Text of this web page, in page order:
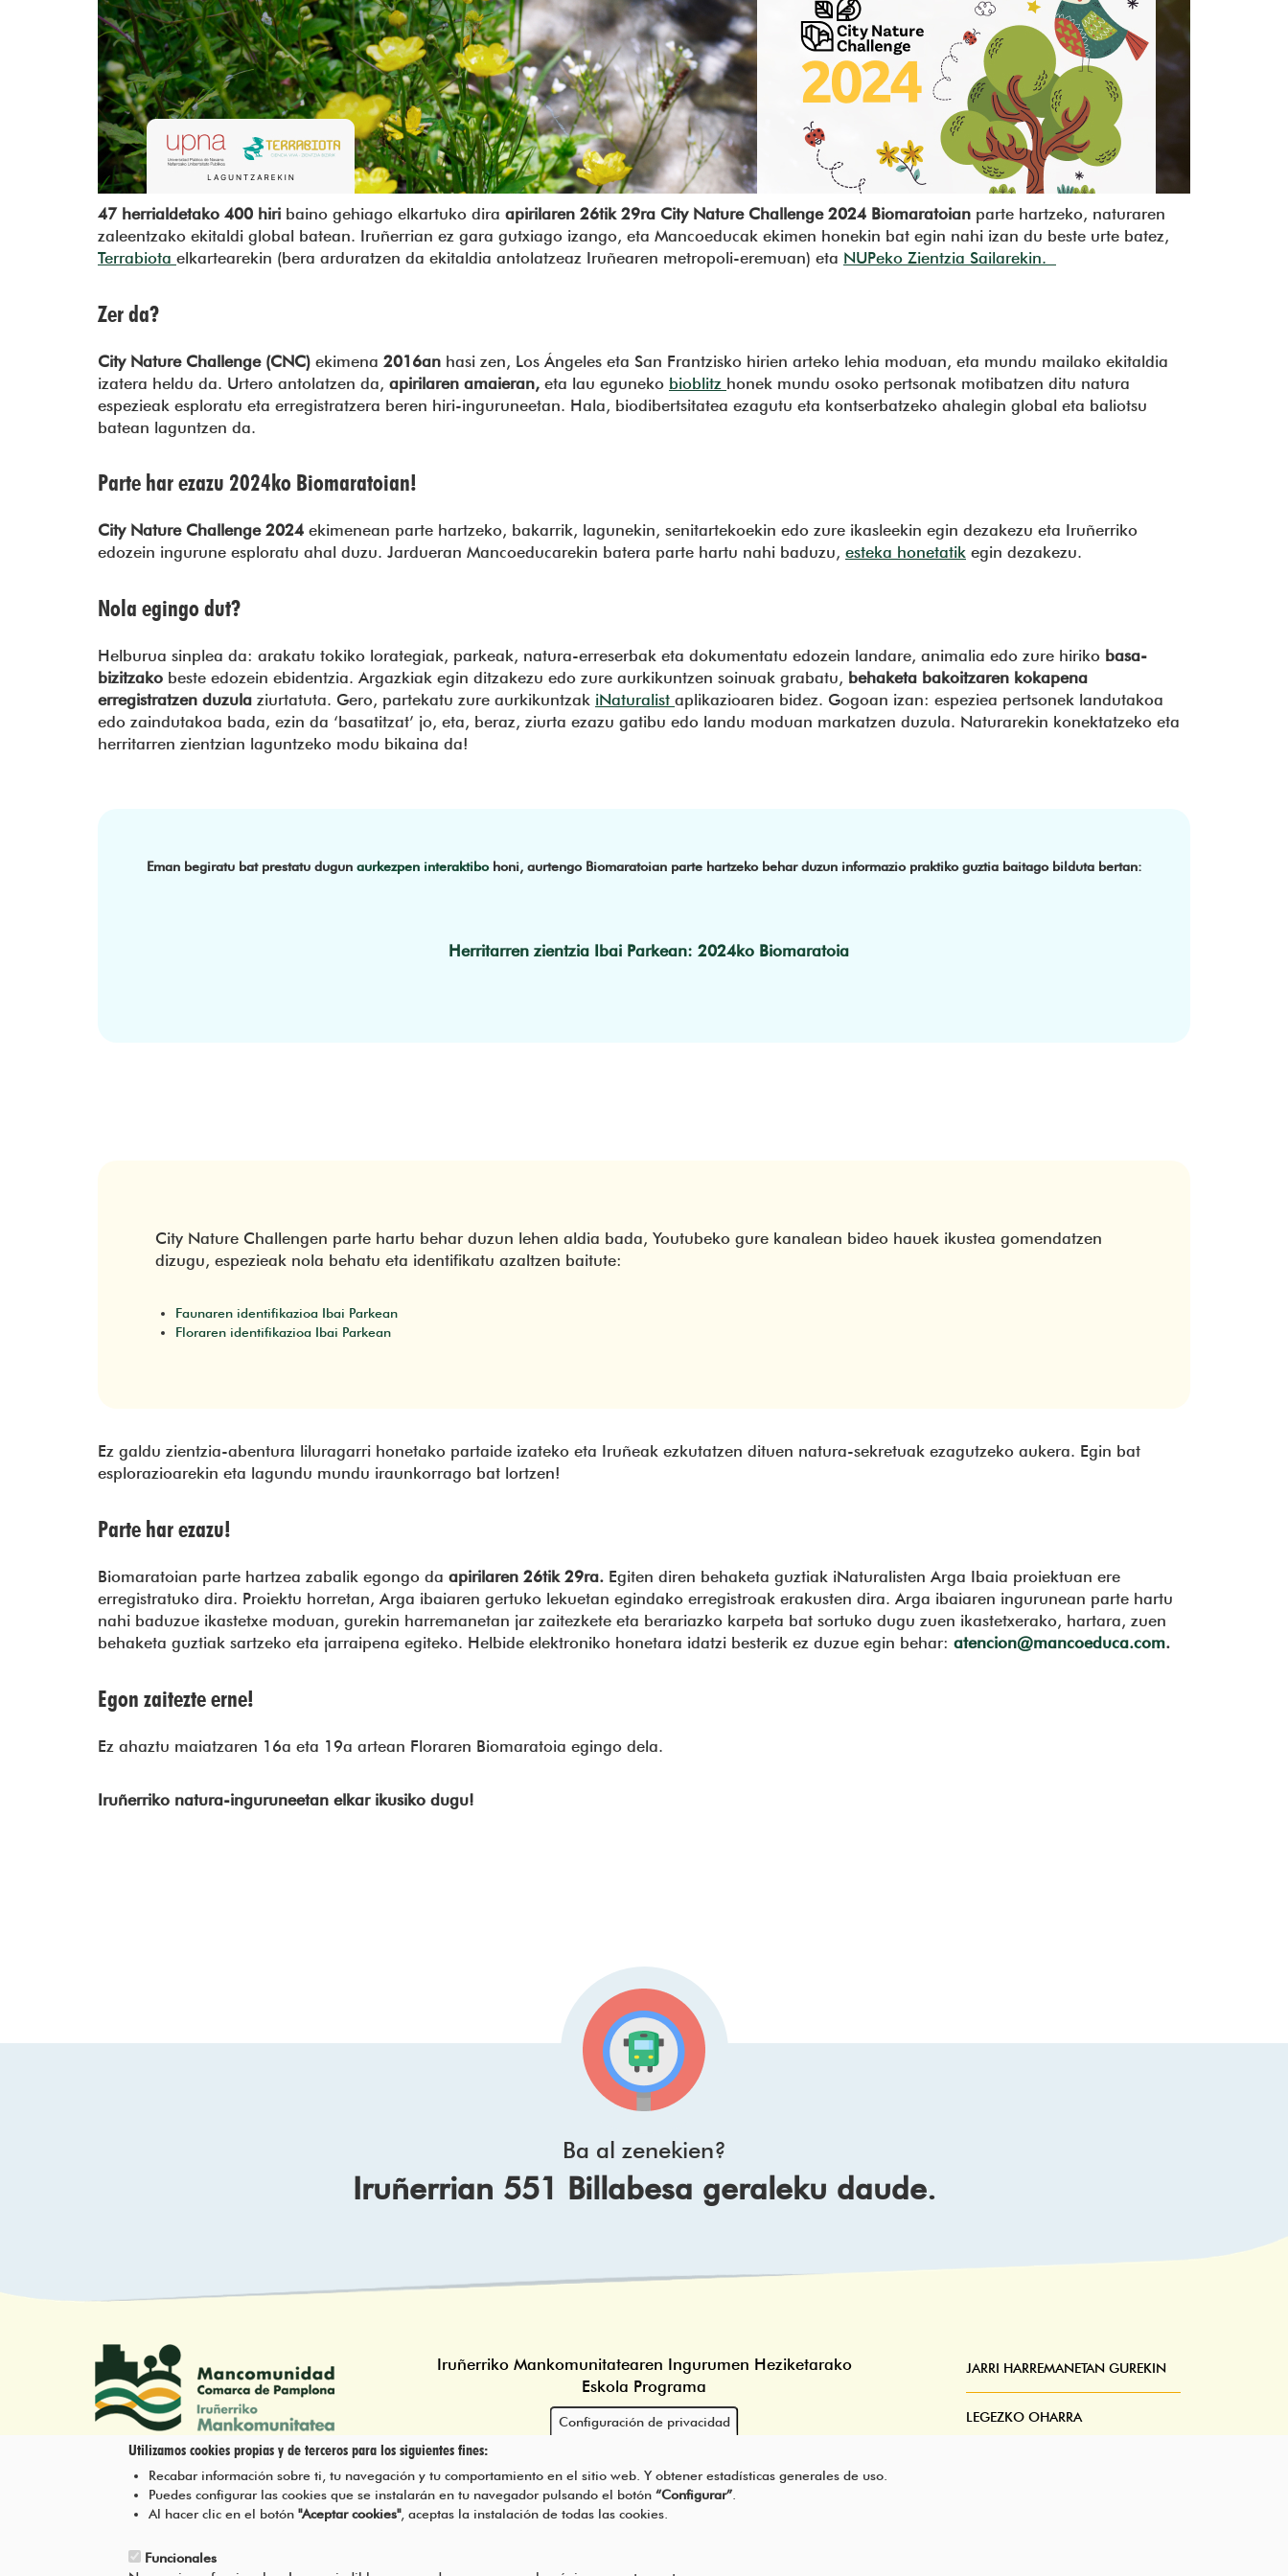
47 herrialdetako 400 hiri baino gehiago elkartuko dira apirilaren 26tik 29ra City Nature Challenge 2024 Biomaratoian parte hartzeko, naturaren
zaleentzako ekitaldi global batean. Iruñerrian ez gara gutxiago izango, eta Mancoeducak ekimen honekin bat egin nahi izan du beste urte batez,
Terrabiota elkartearekin (bera arduratzen da ekitaldia antolatzeaz Iruñearen metropoli-eremuan) eta NUPeko Zientzia Sailarekin.
Zer da?
City Nature Challenge (CNC) ekimena 2016an hasi zen, Los Ángeles eta San Frantzisko hirien arteko lehia moduan, eta mundu mailako ekitaldia
izatera heldu da. Urtero antolatzen da, apirilaren amaieran, eta lau eguneko bioblitz honek mundu osoko pertsonak motibatzen ditu natura
espezieak esploratu eta erregistratzera beren hiri-inguruneetan. Hala, biodibertsitatea ezagutu eta kontserbatzeko ahalegin global eta baliotsu
batean laguntzen da.
Parte har ezazu 2024ko Biomaratoian!
City Nature Challenge 2024 ekimenean parte hartzeko, bakarrik, lagunekin, senitartekoekin edo zure ikasleekin egin dezakezu eta Iruñerriko
edozein ingurune esploratu ahal duzu. Jardueran Mancoeducarekin batera parte hartu nahi baduzu, esteka honetatik egin dezakezu.
Nola egingo dut?
Helburua sinplea da: arakatu tokiko lorategiak, parkeak, natura-erreserbak eta dokumentatu edozein landare, animalia edo zure hiriko basa-
bizitzako beste edozein ebidentzia. Argazkiak egin ditzakezu edo zure aurkikuntzen soinuak grabatu, behaketa bakoitzaren kokapena
erregistratzen duzula ziurtatuta. Gero, partekatu zure aurkikuntzak iNaturalist aplikazioaren bidez. Gogoan izan: espeziea pertsonek landutakoa
edo zaindutakoa bada, ezin da ‘basatitzat’ jo, eta, beraz, ziurta ezazu gatibu edo landu moduan markatzen duzula. Naturarekin konektatzeko eta
herritarren zientzian laguntzeko modu bikaina da!
Eman begiratu bat prestatu dugun aurkezpen interaktibo honi, aurtengo Biomaratoian parte hartzeko behar duzun informazio praktiko guztia baitago bilduta bertan:
Herritarren zientzia Ibai Parkean: 2024ko Biomaratoia
City Nature Challengen parte hartu behar duzun lehen aldia bada, Youtubeko gure kanalean bideo hauek ikustea gomendatzen
dizugu, espezieak nola behatu eta identifikatu azaltzen baitute:
Faunaren identifikazioa Ibai Parkean
Floraren identifikazioa Ibai Parkean
Ez galdu zientzia-abentura liluragarri honetako partaide izateko eta Iruñeak ezkutatzen dituen natura-sekretuak ezagutzeko aukera. Egin bat
esplorazioarekin eta lagundu mundu iraunkorrago bat lortzen!
Parte har ezazu!
Biomaratoian parte hartzea zabalik egongo da apirilaren 26tik 29ra. Egiten diren behaketa guztiak iNaturalisten Arga Ibaia proiektuan ere
erregistratuko dira. Proiektu horretan, Arga ibaiaren gertuko lekuetan egindako erregistroak erakusten dira. Arga ibaiaren ingurunean parte hartu
nahi baduzue ikastetxe moduan, gurekin harremanetan jar zaitezkete eta berariazko karpeta bat sortuko dugu zuen ikastetxerako, hartara, zuen
behaketa guztiak sartzeko eta jarraipena egiteko. Helbide elektroniko honetara idatzi besterik ez duzue egin behar: atencion@mancoeduca.com.
Egon zaitezte erne!
Ez ahaztu maiatzaren 16a eta 19a artean Floraren Biomaratoia egingo dela.
Iruñerriko natura-inguruneetan elkar ikusiko dugu!
Ba al zenekien?
Iruñerrian 551 Billabesa geraleku daude.
Tel.: 948 203 444
atencion@mancoeduca.com
Iruñerriko Mankomunitatearen Ingurumen Heziketarako
Eskola Programa
Pie
Menú
JARRI HARREMANETAN GUREKIN
LEGEZKO OHARRA
Configuración de privacidad
Utilizamos cookies propias y de terceros para los siguientes fines:
Recabar información sobre ti, tu navegación y tu comportamiento en el sitio web. Y obtener estadísticas generales de uso.
Puedes configurar las cookies que se instalarán en tu navegador pulsando el botón“Configurar”
Al hacer clic en el botón"Aceptar cookies", aceptas la instalación de todas las cookies.
Funcionales